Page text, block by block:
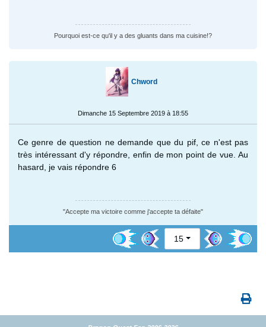
Pourquoi est-ce qu'il y a des gluants dans ma cuisine!?
Chword
Dimanche 15 Septembre 2019 à 18:55
Ce genre de question ne demande que du pif, ce n'est pas
très intéressant d'y répondre, enfin de mon point de vue. Au
hasard, je vais répondre 6
"Accepte ma victoire comme j'accepte ta défaite"
15